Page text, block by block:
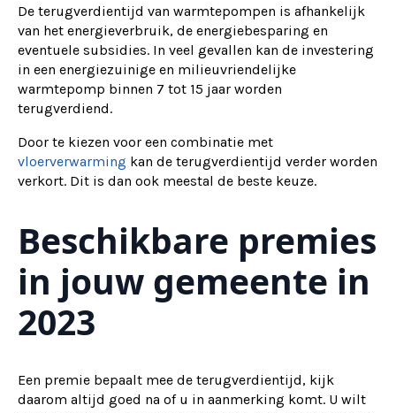
De terugverdientijd van warmtepompen is afhankelijk
van het energieverbruik, de energiebesparing en
eventuele subsidies. In veel gevallen kan de investering
in een energiezuinige en milieuvriendelijke
warmtepomp binnen 7 tot 15 jaar worden
terugverdiend.
Door te kiezen voor een combinatie met
vloerverwarming kan de terugverdientijd verder worden
verkort. Dit is dan ook meestal de beste keuze.
Beschikbare premies
in jouw gemeente in
2023
Een premie bepaalt mee de terugverdientijd, kijk
daarom altijd goed na of u in aanmerking komt. U wilt